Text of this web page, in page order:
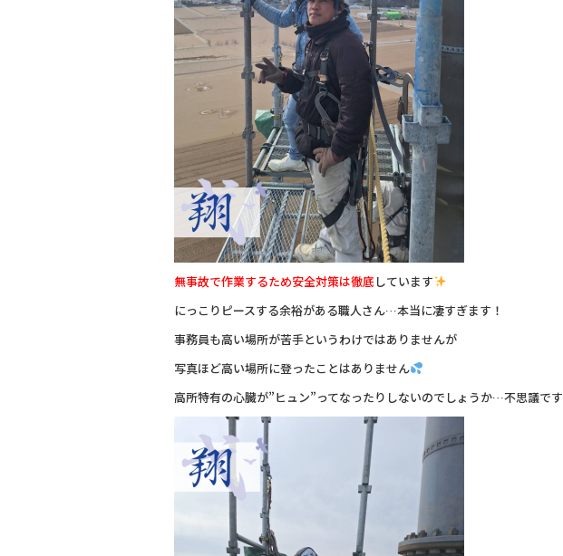
無事故で作業するため安全対策は徹底しています
にっこりピースする余裕がある職人さん…本当に凄すぎます！
事務員も高い場所が苦手というわけではありませんが
写真ほど高い場所に登ったことはありません
高所特有の心臓が”ヒュン”ってなったりしないのでしょうか…不思議です